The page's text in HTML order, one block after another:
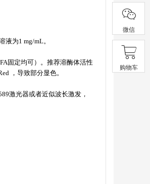
液为1 mg/mL。
固定均可）。推荐溶酶体活性
，导致部分显色。
激光器或者近似波长激发，
微信
购物车